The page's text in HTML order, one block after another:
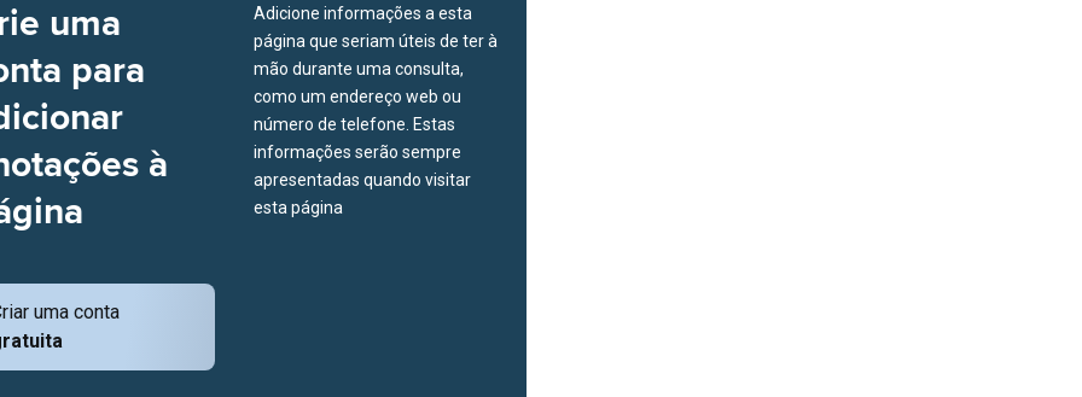
uma
para
à
uma conta
Adicione informações a esta
página que seriam úteis de ter à
mão durante uma consulta,
como um endereço web ou
número de telefone. Estas
informações serão sempre
apresentadas quando visitar
esta página